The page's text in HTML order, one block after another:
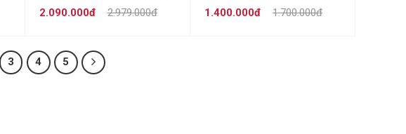
2.979.000đ
2.090.000đ 1.700.000đ
1.400.000đ
3 4 5